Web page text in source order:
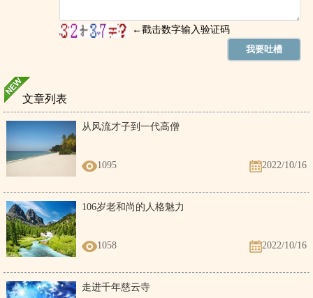
文章列表
从风流才子到一代高僧
1095 2022/10/16
106岁老和尚的人格魅力
1058 2022/10/16
走进千年慈云寺